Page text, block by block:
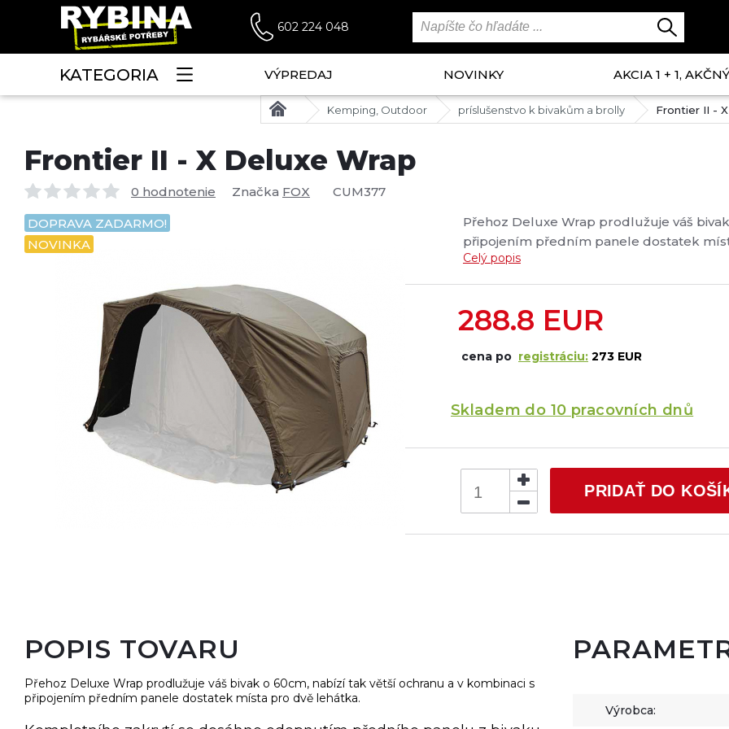
602 224 048
KATEGORIA VÝPREDAJ NOVINKY AKCIA 1 + 1,
Kemping, Outdoor príslušenstvo k bivakům a brolly Frontier II -
Frontier II - X Deluxe Wrap
0 hodnotenie Značka FOX CUM377
DOPRAVA ZADARMO!
NOVINKA
Přehoz Deluxe Wrap prodlužuje váš
připojením předním panele dostatek
odepnutím předního panelu z bivaku a
proudění vzduchu jsou čtyři větrací
Celý popis
288.8 EUR
cena po registráciu: 273 EUR
Skladem do 10 pracovních dnů
PRIDAŤ DO
POPIS TOVARU
Přehoz Deluxe Wrap prodlužuje váš bivak o 60cm, nabízí tak větší ochranu a v kombinaci s
připojením předním panele dostatek místa pro dvě lehátka.
Výrobca: